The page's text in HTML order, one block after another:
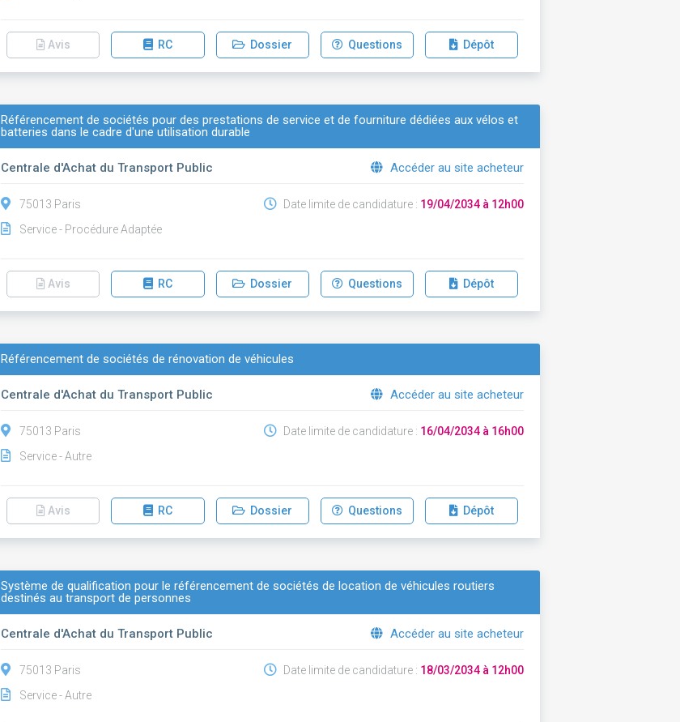
Avis RC Dossier Questions Dépôt
Référencement de sociétés pour des prestations de service et de fourniture dédiées aux vélos et
batteries dans le cadre d'une utilisation durable
Centrale d'Achat du Transport Public Accéder au site acheteur
75013 Paris
Service - Procédure Adaptée
Date limite de candidature : 19/04/2034 à 12h00
Avis RC Dossier Questions Dépôt
Référencement de sociétés de rénovation de véhicules
Centrale d'Achat du Transport Public Accéder au site acheteur
75013 Paris
Service - Autre
Date limite de candidature : 16/04/2034 à 16h00
Avis RC Dossier Questions Dépôt
Système de qualification pour le référencement de sociétés de location de véhicules routiers
destinés au transport de personnes
Centrale d'Achat du Transport Public Accéder au site acheteur
75013 Paris
Service - Autre
Date limite de candidature : 18/03/2034 à 12h00